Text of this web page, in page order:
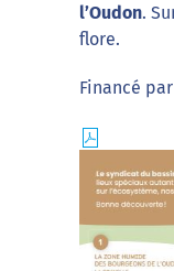
l’Oudon.
flore.
Financé